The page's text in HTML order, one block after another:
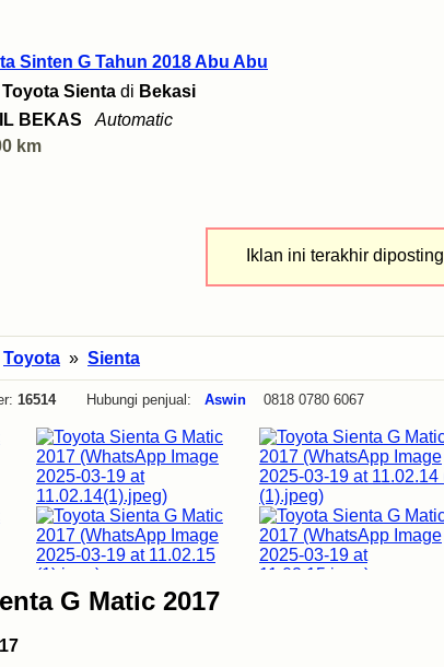
Sinten G Tahun 2018 Abu Abu
Toyota Sienta di Bekasi
BEKAS
Automatic
km
Iklan ini terakhir diposting
Toyota » Sienta
16514Hubungi penjual: Aswin 0818 0780 6067
G Matic 2017